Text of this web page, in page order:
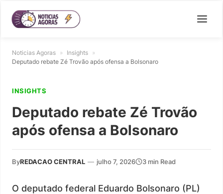
Noticias Agoras » Insights »
Deputado rebate Zé Trovão após ofensa a Bolsonaro
INSIGHTS
Deputado rebate Zé Trovão
após ofensa a Bolsonaro
ByREDACAO CENTRAL — julho 7, 2026 3 min Read
O deputado federal Eduardo Bolsonaro (PL)